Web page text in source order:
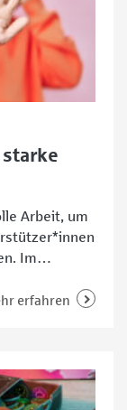
Arbeit, um
Im
über
– das Bremer
erfahren